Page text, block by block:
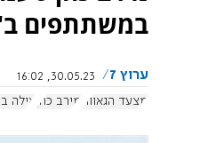
במשתתפים
ערוץ 7
30.05.23, 16:02
מצעד הגאווה
מירב כהן אילה